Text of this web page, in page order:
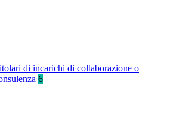
di incarichi di collaborazione o
6